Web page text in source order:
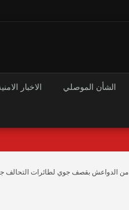
الشأن الموصلي الاخبار